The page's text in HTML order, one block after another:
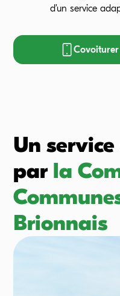
d’un service
Un
par la
Brionnais